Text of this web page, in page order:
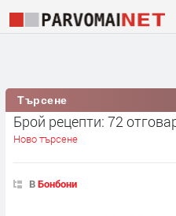
Търсене
Брой рецепти: 72
Ново търсене
ВБонбони